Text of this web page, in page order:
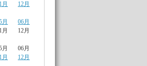
月
12月
月
06月
月
12月
月
06月
月 12月